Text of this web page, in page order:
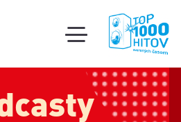
toggle
mobile
menu